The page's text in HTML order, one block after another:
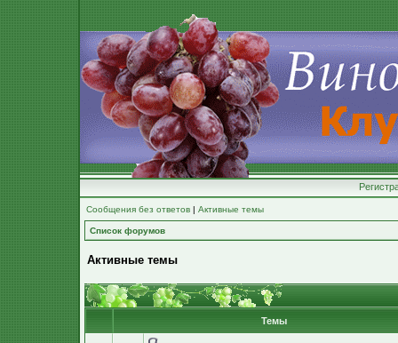
Сообщения без ответов | Активные темы
Список форумов
Активные темы
Темы